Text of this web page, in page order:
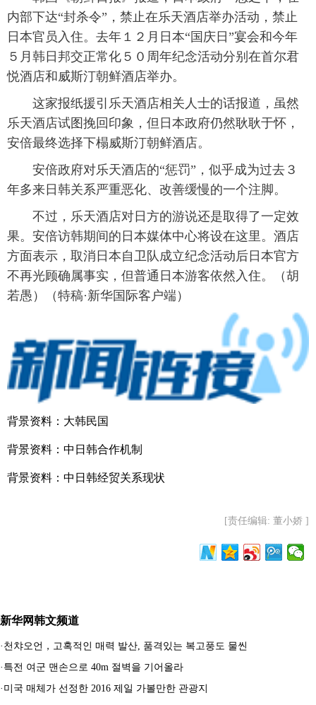
内部下达“封杀令”，禁止在乐天酒店举办活动，禁止
日本官员入住。去年１２月日本“国庆日”宴会和今年
５月韩日邦交正常化５０周年纪念活动分别在首尔君
悦酒店和威斯汀朝鲜酒店举办。
这家报纸援引乐天酒店相关人士的话报道，虽然
乐天酒店试图挽回印象，但日本政府仍然耿耿于怀，
安倍最终选择下榻威斯汀朝鲜酒店。
安倍政府对乐天酒店的“惩罚”，似乎成为过去３
年多来日韩关系严重恶化、改善缓慢的一个注脚。
不过，乐天酒店对日方的游说还是取得了一定效
果。安倍访韩期间的日本媒体中心将设在这里。酒店
方面表示，取消日本自卫队成立纪念活动后日本官方
不再光顾确属事实，但普通日本游客依然入住。（胡
若愚）（特稿·新华国际客户端）
背景资料：大韩民国
背景资料：中日韩合作机制
背景资料：中日韩经贸关系现状
[责任编辑: 董小娇 ]
新华网韩文频道
· 천챠오언，고혹적인 매력 발산, 품격있는 복고풍도 물씬
· 특전 여군 맨손으로 40m 절벽을 기어올라
· 미국 매체가 선정한 2016 제일 가볼만한 관광지